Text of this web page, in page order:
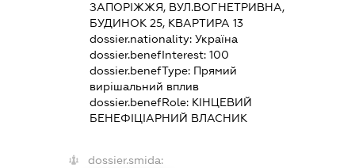
ЗАПОРІЖЖЯ, ВУЛ.ВОГНЕТРИВНА,
БУДИНОК 25, КВАРТИРА 13
dossier.nationality:Україна
dossier.benefInterest:100
dossier.benefType: Прямий
вирішальний вплив
dossier.benefRole: КІНЦЕВИЙ
БЕНЕФІЦІАРНИЙ ВЛАСНИК
dossier.smida: